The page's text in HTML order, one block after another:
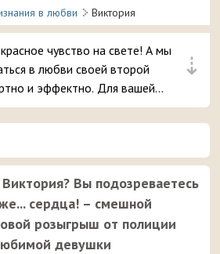
в любви Виктория
⇣
чувство на свете! А мы
в любви своей второй
и эффектно. Для вашей
записали множество красивых
стихов, а также
Путина (хит!). Выберите
открытку и уже через пару
на телефон вашей любимой
случай, когда звонок от
вызывает улыбку у вашей
Вы подозреваетесь
сердца! – смешной
розыгрыш от полиции
девушки